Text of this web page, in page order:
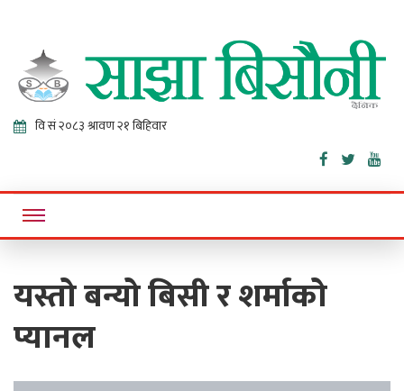
Sajha
Bisaunee
Online News Portal
यस्तो बन्यो बिसी र शर्माको
प्यानल